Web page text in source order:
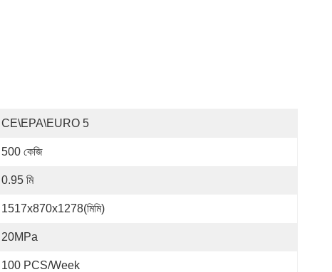
CE\EPA\EURO 5
500 কেজি
0.95 মি
1517x870x1278(মিমি)
20MPa
100 PCS/Week